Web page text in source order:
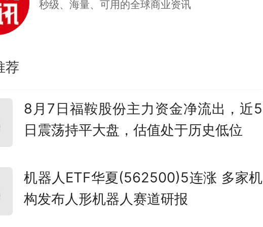
秒级、海量、可用的全球商业资讯
荐
8月7日福鞍股份主力资金净流出，近5
日震荡持平大盘，估值处于历史低位
机器人ETF华夏(562500)5连涨 多家机
构发布人形机器人赛道研报